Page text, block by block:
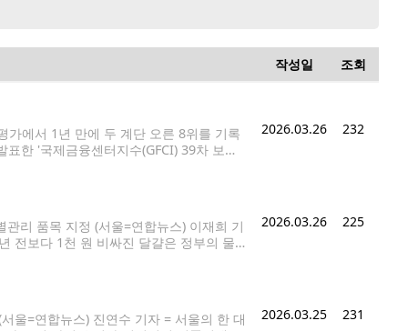
작성일 조회
에서 1년 만에 두 계단 오른 8위를 기록
한 '국제금융센터지수(GFCI) 39차 보고
2026.03.26 232
리 품목 지정 (서울=연합뉴스) 이재희 기
전보다 1천 원 비싸진 달걀은 정부의 물
2026.03.26 225
울=연합뉴스) 진연수 기자 = 서울의 한 대
2026.03.25 231